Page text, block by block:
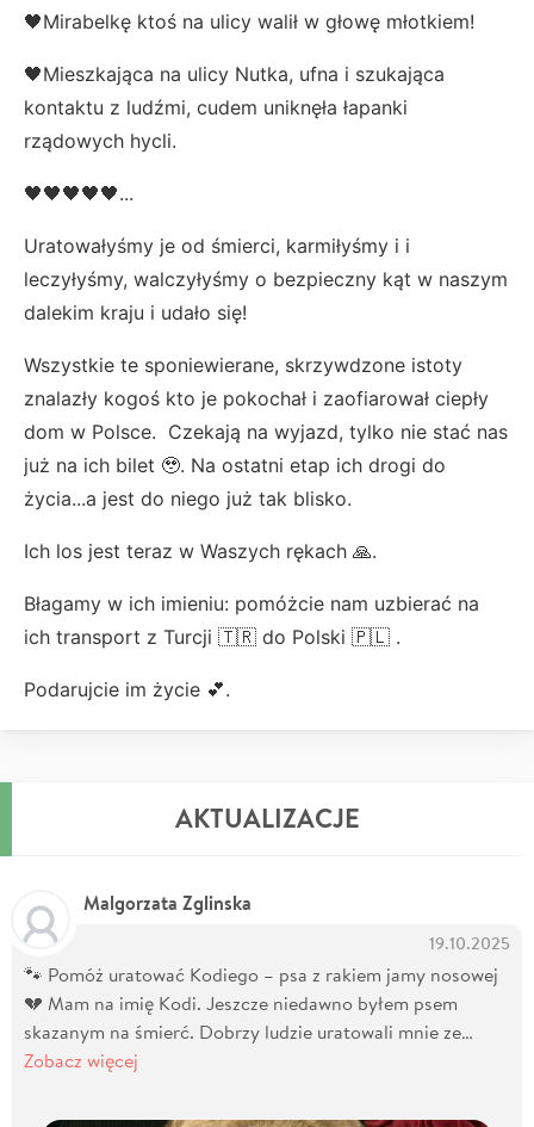
🖤Mirabelkę ktoś na ulicy walił w głowę młotkiem!
🖤Mieszkająca na ulicy Nutka, ufna i szukająca
kontaktu z ludźmi, cudem uniknęła łapanki
rządowych hycli.
🖤🖤🖤🖤🖤...
Uratowałyśmy je od śmierci, karmiłyśmy i i
leczyłyśmy, walczyłyśmy o bezpieczny kąt w naszym
dalekim kraju i udało się!
Wszystkie te sponiewierane, skrzywdzone istoty
znalazły kogoś kto je pokochał i zaofiarował ciepły
dom w Polsce. Czekają na wyjazd, tylko nie stać nas
już na ich bilet 🥹. Na ostatni etap ich drogi do
życia...a jest do niego już tak blisko.
Ich los jest teraz w Waszych rękach 🙏.
Błagamy w ich imieniu: pomóżcie nam uzbierać na
ich transport z Turcji 🇹🇷 do Polski 🇵🇱 .
Podarujcie im życie 💕.
AKTUALIZACJE
Malgorzata Zglinska
19.10.2025
🐾 Pomóż uratować Kodiego – psa z rakiem jamy nosowej
💔 Mam na imię Kodi. Jeszcze niedawno byłem psem
skazanym na śmierć. Dobrzy ludzie uratowali mnie ze…
Zobacz więcej